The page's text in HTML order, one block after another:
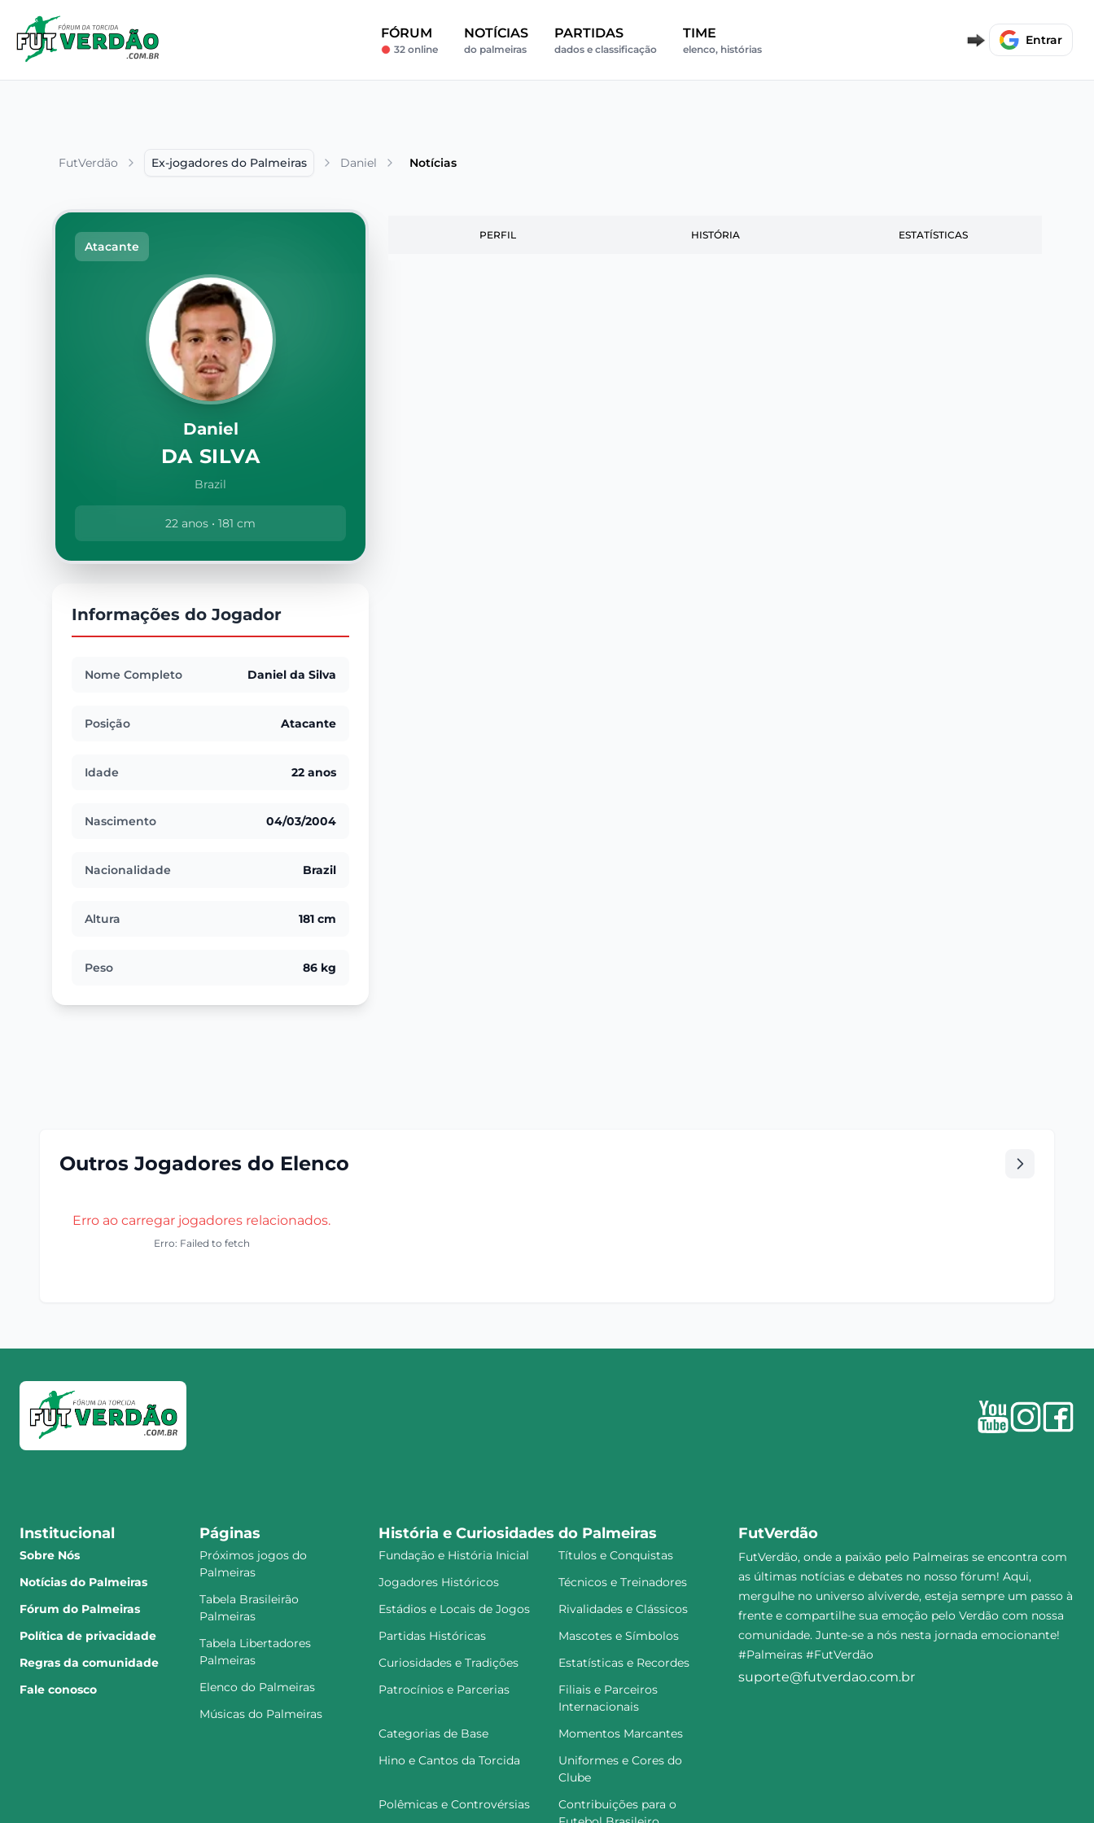
FÓRUM
32 online
NOTÍCIAS
do palmeiras
PARTIDAS
dados e classificação
TIME
elenco, histórias
Entrar
FutVerdão Ex-jogadores do Palmeiras Daniel Notícias
Atacante
Daniel
DA SILVA
Brazil
22 anos • 181 cm
Informações do Jogador
Nome Completo Daniel da Silva
Posição Atacante
Idade 22 anos
Nascimento 04/03/2004
Nacionalidade Brazil
Altura 181 cm
Peso 86 kg
PERFIL HISTÓRIA ESTATÍSTICAS
Outros Jogadores do Elenco
Erro ao carregar jogadores relacionados.
Erro: Failed to fetch
Institucional
Sobre Nós
Notícias do Palmeiras
Fórum do Palmeiras
Política de privacidade
Regras da comunidade
Fale conosco
Páginas
Próximos jogos do
Palmeiras
Tabela Brasileirão
Palmeiras
Tabela Libertadores
Palmeiras
Elenco do Palmeiras
Músicas do Palmeiras
História e Curiosidades do Palmeiras
Fundação e História Inicial
Títulos e Conquistas
Jogadores Históricos
Técnicos e Treinadores
Estádios e Locais de Jogos
Rivalidades e Clássicos
Partidas Históricas
Mascotes e Símbolos
Curiosidades e Tradições
Estatísticas e Recordes
Patrocínios e Parcerias
Filiais e Parceiros
Internacionais
Categorias de Base
Momentos Marcantes
Hino e Cantos da Torcida
Uniformes e Cores do
Clube
Polêmicas e Controvérsias
Contribuições para o
FutVerdão
FutVerdão, onde a paixão pelo Palmeiras se encontra com
as últimas notícias e debates no nosso fórum! Aqui,
mergulhe no universo alviverde, esteja sempre um passo à
frente e compartilhe sua emoção pelo Verdão com nossa
comunidade. Junte-se a nós nesta jornada emocionante!
#Palmeiras #FutVerdão
suporte@futverdao.com.br